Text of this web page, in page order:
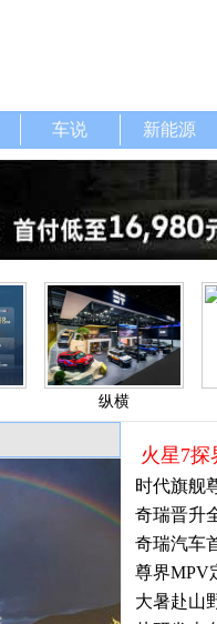
车说 新能源
纵横
火星7
时代旗舰
起，全国
奇瑞晋升
中国车企
奇瑞汽车
尊界MPV
这些细节
大暑赴山